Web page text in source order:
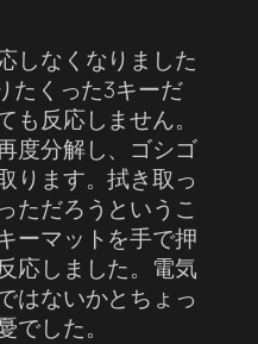
しなくなりました
たくった3キーだ
反応しません。
度分解し、ゴシゴ
ります。拭き取っ
ただろうというこ
ーマットを手で押
応しました。電気
はないかとちょっ
でした。